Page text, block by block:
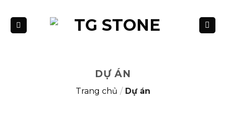
qua
nội
DỰ ÁN
Trang chủ / Dự án